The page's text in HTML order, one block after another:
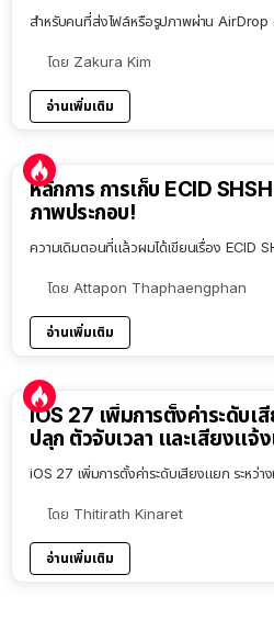
สำหรับคนที่ส่งไฟล์หรือรูปภาพผ่าน AirDrop
โดย Zakura Kim
อ่านเพิ่มเติม
หลักการ การเก็บ ECID
ภาพประกอบ!
ความเดิมตอนที่แล้วผมได้เขียนเรื่อง ECID
โดย Attapon Thaphaengphan
อ่านเพิ่มเติม
iOS 27 เพิ่มการตั้งค่าระดับเ
ปลุก ตัวจับเวลา และเสียงแจ้
iOS 27 เพิ่มการตั้งค่าระดับเสียงแยก ระหว่า
โดย Thitirath Kinaret
อ่านเพิ่มเติม